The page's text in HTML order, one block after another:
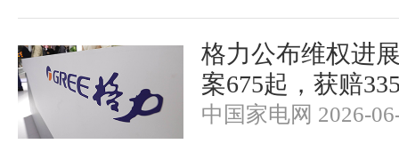
格力公布维权进
案675起，获赔
中国家电网 2026-